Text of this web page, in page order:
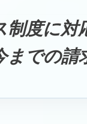
制度に対
までの請